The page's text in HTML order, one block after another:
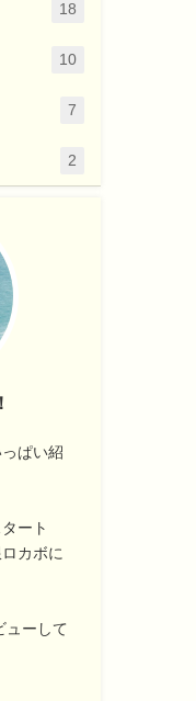
18
10
7
2
ぱい紹
ート
カボに
ューして